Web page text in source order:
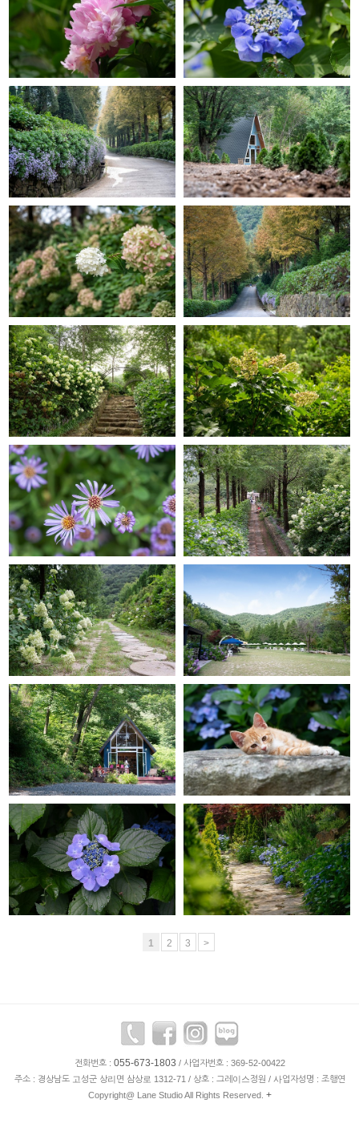
GRACE GARDEN GRACE GARDEN
GRACE GARDEN GRACE GARDEN
GRACE GARDEN GRACE GARDEN
GRACE GARDEN GRACE GARDEN
GRACE GARDEN GRACE GARDEN
GRACE GARDEN GRACE GARDEN
GRACE GARDEN GRACE GARDEN
GRACE GARDEN GRACE GARDEN
1 2 3 >
전화번호 : 055-673-1803 / 사업자번호 : 369-52-00422
주소 : 경상남도 고성군 상리면 삼상로 1312-71 / 상호 : 그레이스정원 / 사업자성명 : 조행연
Copyright@ Lane Studio All Rights Reserved. +